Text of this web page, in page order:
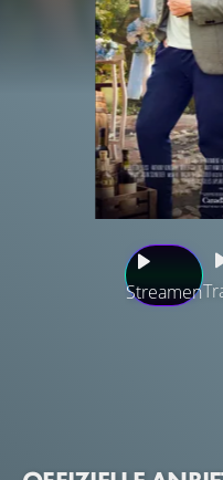
Streamen
speziell: der Bruder